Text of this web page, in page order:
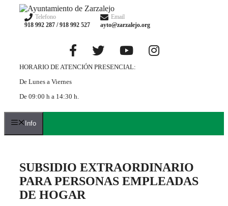
Saltar
contenido
Telefono
918 992 287 / 918 992 527
Email
ayto@zarzalejo.org
HORARIO DE ATENCIÓN PRESENCIAL:
De Lunes a Viernes
De 09:00 h a 14:30 h.
Info
SUBSIDIO EXTRAORDINARIO
PARA PERSONAS EMPLEADAS
DE HOGAR